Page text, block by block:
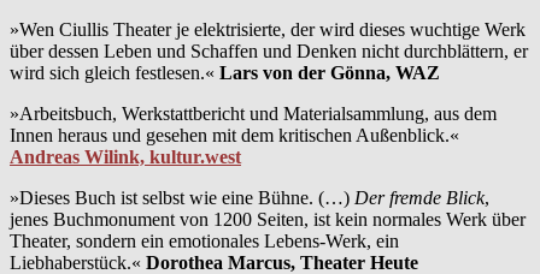
»Wen Ciullis Theater je elektrisierte, der wird dieses wuchtige Werk
über dessen Leben und Schaffen und Denken nicht durchblättern, er
wird sich gleich festlesen.« Lars von der Gönna, WAZ
»Arbeitsbuch, Werkstattbericht und Materialsammlung, aus dem
Innen heraus und gesehen mit dem kritischen Außenblick.«
Andreas Wilink, kultur.west
»Dieses Buch ist selbst wie eine Bühne. (…) Der fremde Blick,
jenes Buchmonument von 1200 Seiten, ist kein normales Werk über
Theater, sondern ein emotionales Lebens-Werk, ein
Liebhaberstück.« Dorothea Marcus, Theater Heute